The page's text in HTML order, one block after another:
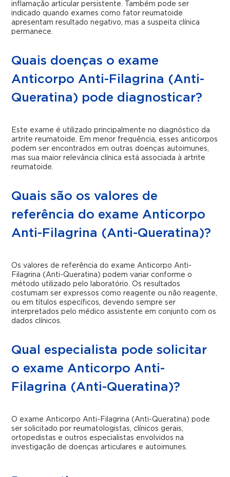
inflamação articular persistente. Também pode ser
indicado quando exames como fator reumatoide
apresentam resultado negativo, mas a suspeita clínica
permanece.
Quais doenças o exame
Anticorpo Anti-Filagrina (Anti-
Queratina) pode diagnosticar?
Este exame é utilizado principalmente no diagnóstico da
artrite reumatoide. Em menor frequência, esses anticorpos
podem ser encontrados em outras doenças autoimunes,
mas sua maior relevância clínica está associada à artrite
reumatoide.
Quais são os valores de
referência do exame Anticorpo
Anti-Filagrina (Anti-Queratina)?
Os valores de referência do exame Anticorpo Anti-
Filagrina (Anti-Queratina) podem variar conforme o
método utilizado pelo laboratório. Os resultados
costumam ser expressos como reagente ou não reagente,
ou em títulos específicos, devendo sempre ser
interpretados pelo médico assistente em conjunto com os
dados clínicos.
Qual especialista pode solicitar
o exame Anticorpo Anti-
Filagrina (Anti-Queratina)?
O exame Anticorpo Anti-Filagrina (Anti-Queratina) pode
ser solicitado por reumatologistas, clínicos gerais,
ortopedistas e outros especialistas envolvidos na
investigação de doenças articulares e autoimunes.